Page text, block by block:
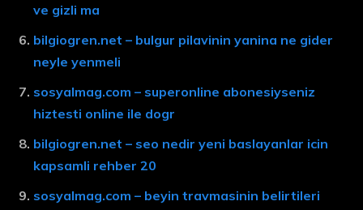
ve gizli ma
bilgiogren.net – bulgur pilavinin yanina ne gider
neyle yenmeli
sosyalmag.com – superonline abonesiyseniz
hiztesti online ile dogr
bilgiogren.net – seo nedir yeni baslayanlar icin
kapsamli rehber 20
sosyalmag.com – beyin travmasinin belirtileri